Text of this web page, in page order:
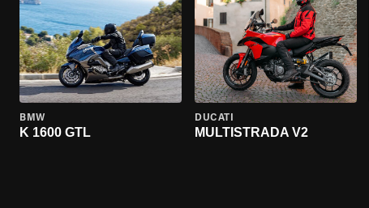
BMW
K 1600 GTL
DUCATI
MULTISTRADA V2